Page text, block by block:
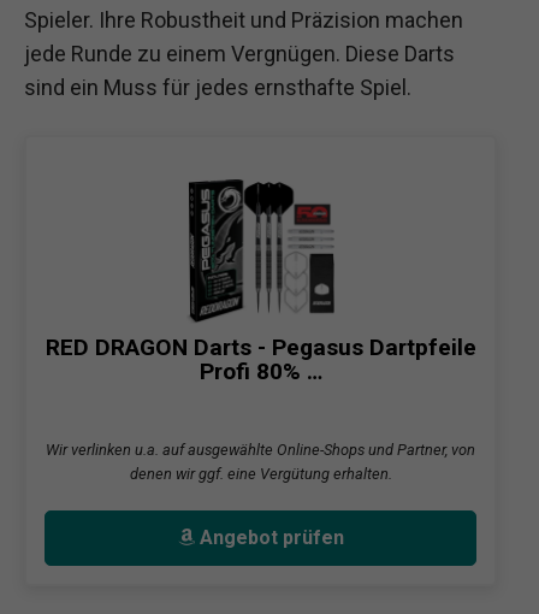
Spieler. Ihre Robustheit und Präzision machen
jede Runde zu einem Vergnügen. Diese Darts
sind ein Muss für jedes ernsthafte Spiel.
RED DRAGON Darts - Pegasus Dartpfeile
Profi 80% …
Wir verlinken u.a. auf ausgewählte Online-Shops und Partner, von
denen wir ggf. eine Vergütung erhalten.
Angebot prüfen